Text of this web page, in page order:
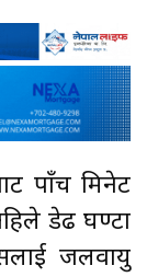
पाँच मिनेट
डेढ घण्टा
जलवायु